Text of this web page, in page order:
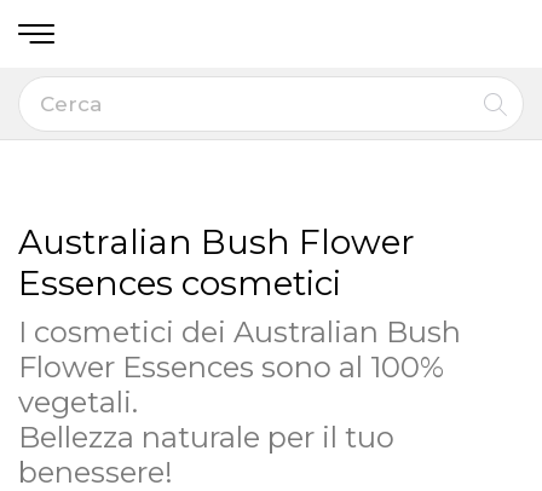
Australian Bush Flower
Essences cosmetici
I cosmetici dei Australian Bush
Flower Essences sono al 100%
vegetali.
Bellezza naturale per il tuo
benessere!